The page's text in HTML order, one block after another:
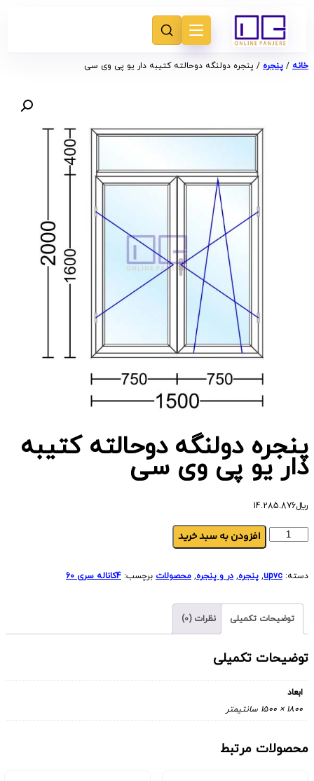
خانه / پنجره / پنجره دولنگه دوحالته کتیبه دار یو پی وی سی
پنجره دولنگه دوحالته کتیبه
دار یو پی وی سی
﷼14.285.876
افزودن به سبد خرید
دسته: upvc
, پنجره, در و پنجره, محصولات برچسب: 4کاناله سری 60
توضیحات تکمیلی نظرات (0)
توضیحات تکمیلی
ابعاد
1800 × 1500 سانتیمتر
محصولات مرتبط